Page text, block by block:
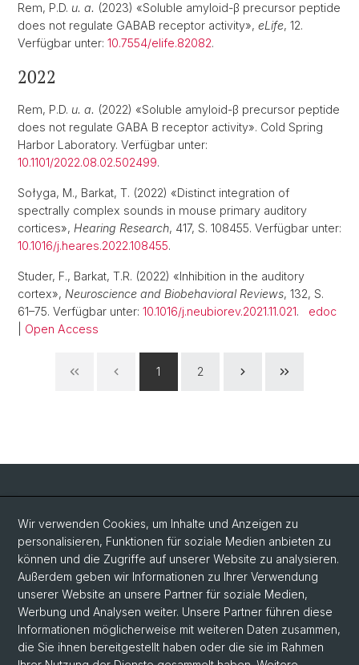
Rem, P.D. u. a. (2023) «Soluble amyloid-β precursor peptide
does not regulate GABAB receptor activity», eLife, 12.
Verfügbar unter: 10.7554/elife.82082.
2022
Rem, P.D. u. a. (2022) «Soluble amyloid-β precursor peptide
does not regulate GABA B receptor activity». Cold Spring
Harbor Laboratory. Verfügbar unter:
10.1101/2022.08.02.502499.
Sołyga, M., Barkat, T. (2022) «Distinct integration of
spectrally complex sounds in mouse primary auditory
cortices», Hearing Research, 417, S. 108455. Verfügbar unter:
10.1016/j.heares.2022.108455.
Studer, F., Barkat, T.R. (2022) «Inhibition in the auditory
cortex», Neuroscience and Biobehavioral Reviews, 132, S.
61–75. Verfügbar unter: 10.1016/j.neubiorev.2021.11.021. edoc
Open Access
1 2
Social Media
LinkedIn
Bluesky
Vimeo
Wir verwenden Cookies, um Inhalte und Anzeigen zu
personalisieren, Funktionen für soziale Medien anbieten zu
können und die Zugriffe auf unserer Website zu analysieren.
Außerdem geben wir Informationen zu Ihrer Verwendung
unserer Website an unsere Partner für soziale Medien,
Werbung und Analysen weiter. Unsere Partner führen diese
Informationen möglicherweise mit weiteren Daten zusammen,
die Sie ihnen bereitgestellt haben oder die sie im Rahmen